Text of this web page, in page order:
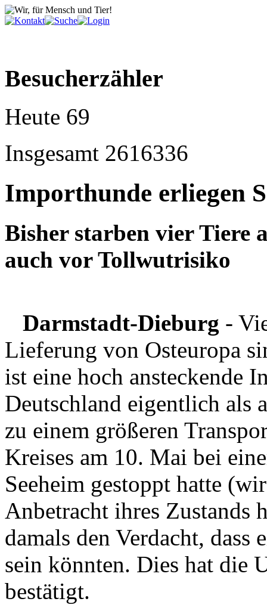
Besucherzähler
Heute 69
Insgesamt 2616336
Importhunde erliegen
Bisher starben vier Tiere
auch vor Tollwutrisiko
Darmstadt-Dieburg -
Lieferung von Osteuropa
ist eine hoch ansteckende
Deutschland eigentlich als
zu einem größeren
Kreises am 10. Mai bei
Seeheim gestoppt hatte
Anbetracht ihres Zustands
damals den Verdacht, dass
sein könnten. Dies hat die
bestätigt.